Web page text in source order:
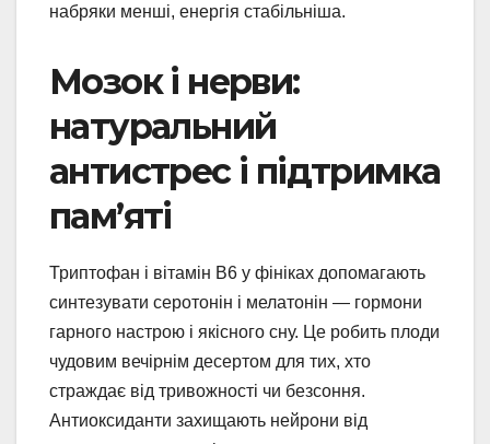
набряки менші, енергія стабільніша.
Мозок і нерви:
натуральний
антистрес і підтримка
пам’яті
Триптофан і вітамін В6 у фініках допомагають
синтезувати серотонін і мелатонін — гормони
гарного настрою і якісного сну. Це робить плоди
чудовим вечірнім десертом для тих, хто
страждає від тривожності чи безсоння.
Антиоксиданти захищають нейрони від